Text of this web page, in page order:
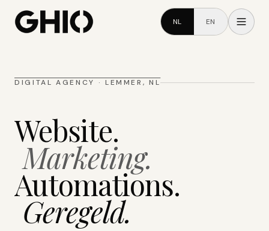
NL EN
DIGITAL AGENCY · LEMMER, NL
Website.
Marketing.
Automations.
Geregeld.